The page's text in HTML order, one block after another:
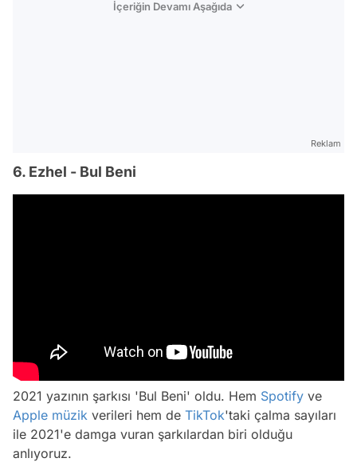
İçeriğin Devamı Aşağıda
Reklam
6. Ezhel - Bul Beni
2021 yazının şarkısı 'Bul Beni' oldu. Hem Spotify ve
Apple müzik verileri hem de TikTok'taki çalma sayıları
ile 2021'e damga vuran şarkılardan biri olduğu
anlıyoruz.